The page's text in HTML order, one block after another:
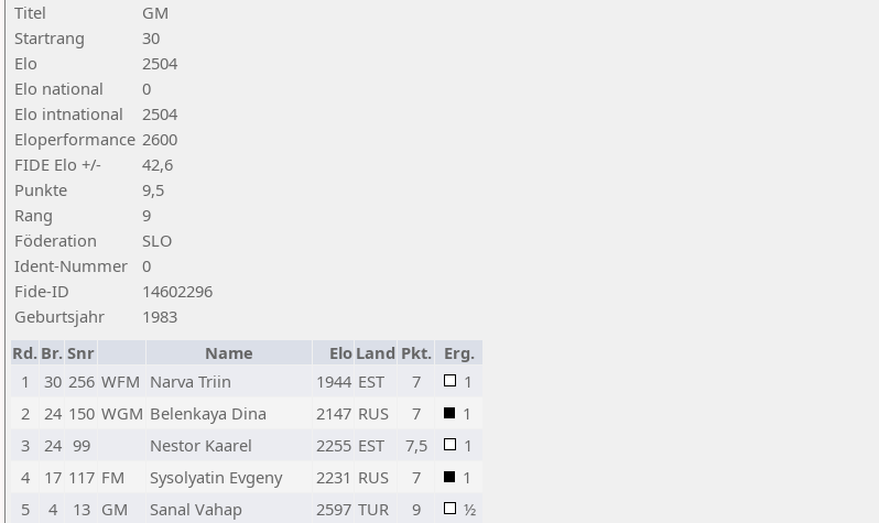
Titel
GM
Startrang
30
Elo
2504
Elo national
0
Elo intnational
2504
Eloperformance 2600
FIDE Elo +/-
42,6
Punkte
9,5
Rang
9
Föderation
SLO
Ident-Nummer
0
Fide-ID
14602296
Geburtsjahr
1983
Rd. Br. Snr Name Elo Land Pkt.
Erg.
1
30 256 WFM Narva Triin 1944 EST 7
1
2
24 150 WGM Belenkaya Dina 2147 RUS 7
1
3
24 99 Nestor Kaarel 2255 EST 7,5
1
4
17 117 FM Sysolyatin Evgeny 2231 RUS 7
1
5
4 13 GM Sanal Vahap 2597 TUR 9 ½